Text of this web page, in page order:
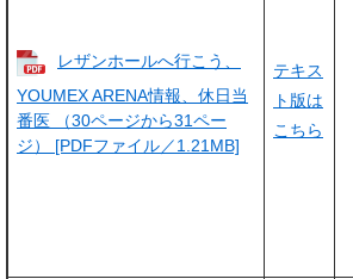
レザンホールへ行こう、
YOUMEX ARENA情報、休日当
番医 （30ページから31ペー
ジ） [PDFファイル／1.21MB]
テキス
ト版は
こちら